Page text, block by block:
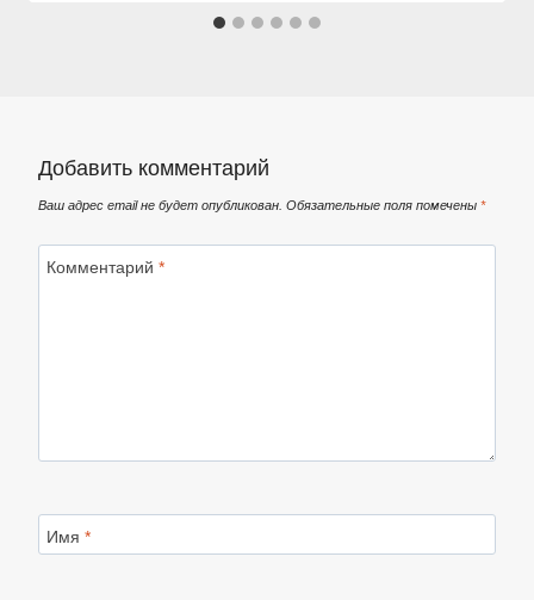
Добавить комментарий
Ваш адрес email не будет опубликован. Обязательные поля помечены *
Комментарий *
Имя *